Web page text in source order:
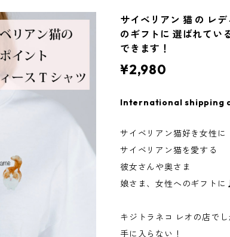
サイベリアン 猫 の レ
のギフトに 選ばれてい
できます！
¥2,980
International shipping
サイベリアン猫好き女性に
サイベリアン猫を愛する
彼女さんや奥さま
娘さま、女性へのギフトに
キジトラネコ レオの店でし
手に入らない！